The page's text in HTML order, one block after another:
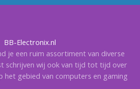
BB-Electronix.nl
je een ruim assortiment van diverse
schrijven wij ook van tijd tot tijd over
gebied van computers en gaming